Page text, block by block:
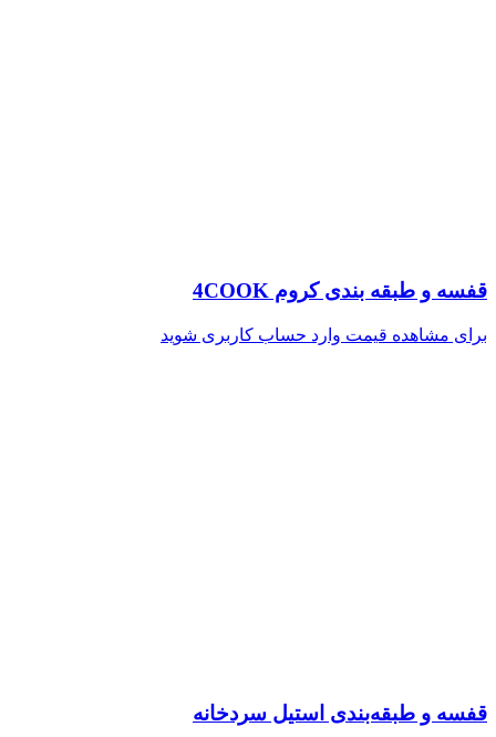
قفسه و طبقه‌ بندی کروم 4COOK
برای مشاهده قیمت وارد حساب کاربری شوید
قفسه و طبقه‌بندی استیل سردخانه